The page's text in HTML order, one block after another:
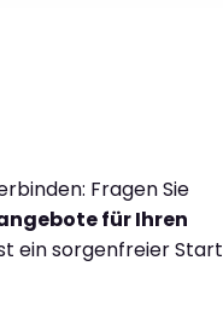
Fragen Sie
für Ihren
ein sorgenfreier Start